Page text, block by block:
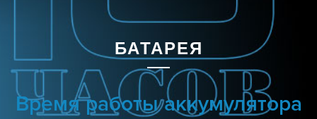
Коснитесь 2 раза: активное
шумоподавление > Режим
окружающей среды > выкл
Коснитесь 3 раза: Siri / Google
Assistant
Коснитесь и удерживайте 3 с:
Коснитесь 2 раза:
Воспроизведение/пауза
Коснитесь 3 раза: Следующий
Коснитесь и удерживайте 3 с:
Прибавление громкости
БАТАРЕЯ
Время работы аккумулятора